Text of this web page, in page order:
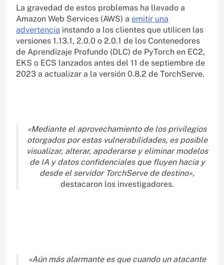
La gravedad de estos problemas ha llevado a
Amazon Web Services (AWS) a emitir una
advertencia instando a los clientes que utilicen las
versiones 1.13.1, 2.0.0 o 2.0.1 de los Contenedores
de Aprendizaje Profundo (DLC) de PyTorch en EC2,
EKS o ECS lanzados antes del 11 de septiembre de
2023 a actualizar a la versión 0.8.2 de TorchServe.
«Mediante el aprovechamiento de los privilegios
otorgados por estas vulnerabilidades, es posible
visualizar, alterar, apoderarse y eliminar modelos
de IA y datos confidenciales que fluyen hacia y
desde el servidor TorchServe de destino»,
destacaron los investigadores.
«Aún más alarmante es que cuando un atacante